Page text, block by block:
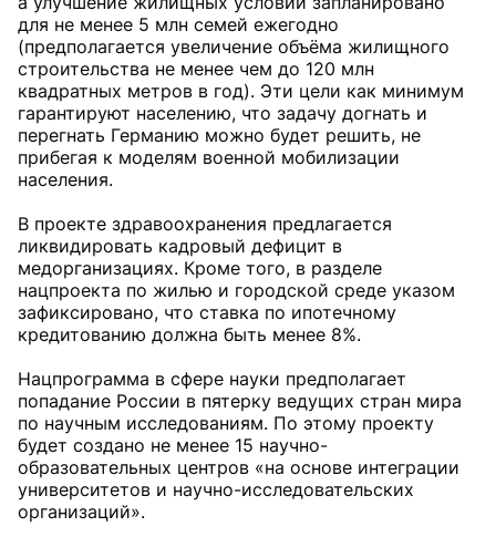
для не менее 5 млн семей ежегодно
(предполагается увеличение объёма жилищного
строительства не менее чем до 120 млн
квадратных метров в год). Эти цели как минимум
гарантируют населению, что задачу догнать и
перегнать Германию можно будет решить, не
прибегая к моделям военной мобилизации
населения.
В проекте здравоохранения предлагается
ликвидировать кадровый дефицит в
медорганизациях. Кроме того, в разделе
нацпроекта по жилью и городской среде указом
зафиксировано, что ставка по ипотечному
кредитованию должна быть менее 8%.
Нацпрограмма в сфере науки предполагает
попадание России в пятерку ведущих стран мира
по научным исследованиям. По этому проекту
будет создано не менее 15 научно-
образовательных центров «на основе интеграции
университетов и научно-исследовательских
организаций».